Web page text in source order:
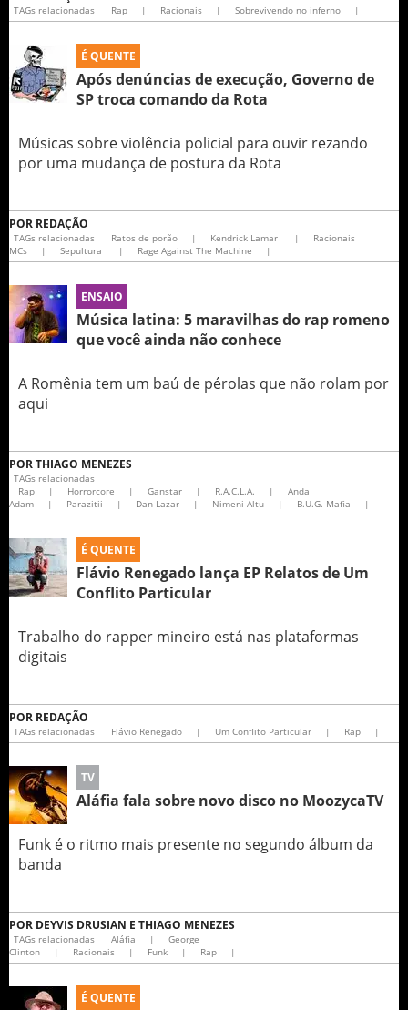
TAGs relacionadas Rap | Racionais | Sobrevivendo no inferno |
É QUENTE
Após denúncias de execução, Governo de
SP troca comando da Rota
Músicas sobre violência policial para ouvir rezando
por uma mudança de postura da Rota
POR REDAÇÃO
TAGs relacionadas Ratos de porão | Kendrick Lamar |
Racionais
MCs
| Sepultura | Rage Against The Machine |
ENSAIO
Música latina: 5 maravilhas do rap romeno
que você ainda não conhece
A Romênia tem um baú de pérolas que não rolam por
aqui
PORTHIAGO MENEZES
TAGs relacionadas
Rap
| Horrorcore | Ganstar | R.A.C.L.A. |
Anda
Adam
| Parazitii | Dan Lazar | Nimeni Altu | B.U.G. Mafia |
É QUENTE
Flávio Renegado lança EP Relatos de Um
Conflito Particular
Trabalho do rapper mineiro está nas plataformas
digitais
POR REDAÇÃO
TAGs relacionadas Flávio Renegado | Um Conflito Particular | Rap |
TV
Aláfia fala sobre novo disco no MoozycaTV
Funk é o ritmo mais presente no segundo álbum da
banda
POR DEYVIS DRUSIAN E THIAGO MENEZES
TAGs relacionadas Aláfia |
George
Clinton
| Racionais | Funk | Rap |
É QUENTE